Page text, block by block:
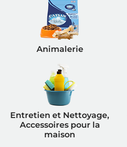
Animalerie
Entretien et Nettoyage,
Accessoires pour la
maison